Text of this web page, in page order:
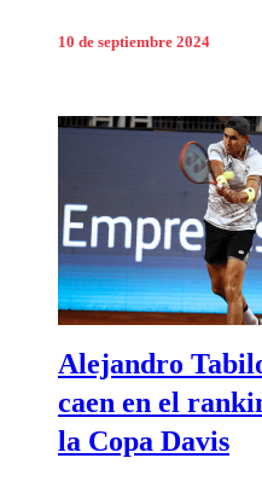
10 de septiembre 2024
Alejandro
caen en el
la Copa Davis